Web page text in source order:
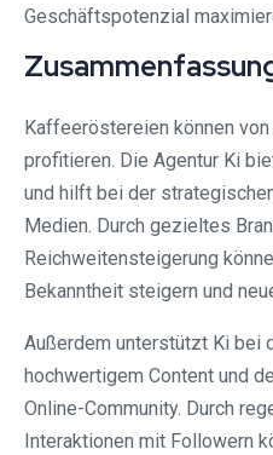
Geschäftspotenzial
Kaffeeröstereien können
profitieren. Die Agentur Ki
und hilft bei der
Medien. Durch gezieltes
Reichweitensteigerung
Bekanntheit steigern und
Außerdem unterstützt Ki bei
hochwertigem Content und
Online-Community. Durch
Interaktionen mit Followern